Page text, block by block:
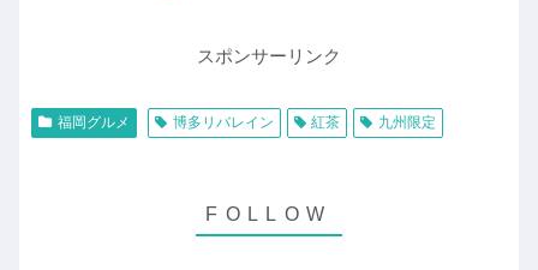
スポンサーリンク
福岡グルメ 博多リバレイン 紅茶 九州限定